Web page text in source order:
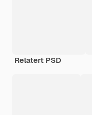
Relatert PSD